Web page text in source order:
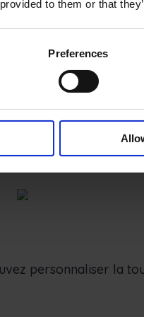
to them or that
Preferences
un lancement
de déverrouiller
double clic, sans
personnaliser la